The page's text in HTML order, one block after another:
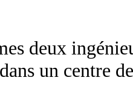
deux
un centre